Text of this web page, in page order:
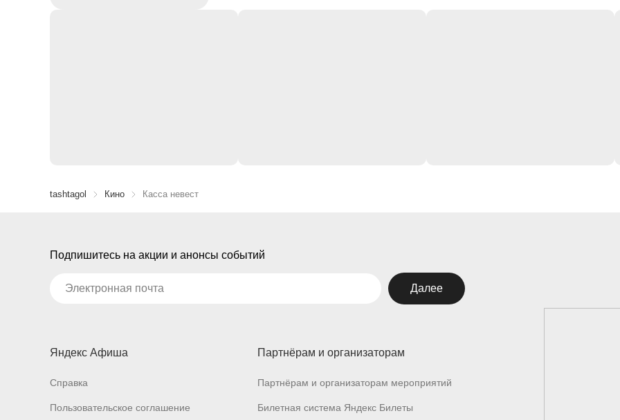
tashtagol Кино Касса невест
Подпишитесь на акции и анонсы событий
Далее
Яндекс Афиша
Справка
Пользовательское соглашение
Партнёрам и организаторам
Партнёрам и организаторам мероприятий
Билетная система Яндекс Билеты